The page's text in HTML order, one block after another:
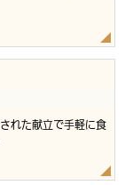
れた献立で手軽に食